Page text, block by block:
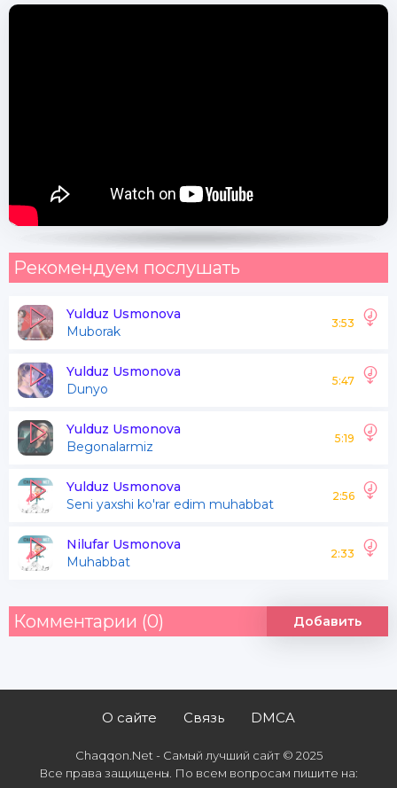
Yodga tushsa yoding dildan
Edim muhabat
Kimda xato kimda ayb
Bilmayman bilmayman
Yodga tushsa yoding dildan
Topmayman topmayman
Edim muhabat
Рекомендуем послушать
Yulduz Usmonova
Muborak
3:53
Yulduz Usmonova
Dunyo
5:47
Yulduz Usmonova
Begonalarmiz
5:19
Yulduz Usmonova
Seni yaxshi ko'rar edim muhabbat
2:56
Nilufar Usmonova
Muhabbat
2:33
Комментарии (0) Добавить
О сайте Связь DMCA
Chaqqon.Net - Самый лучший сайт © 2025
Все права защищены. По всем вопросам пишите на: